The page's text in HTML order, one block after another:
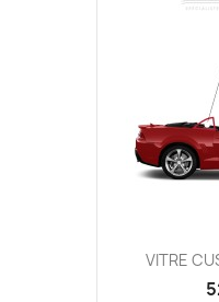
VITRE